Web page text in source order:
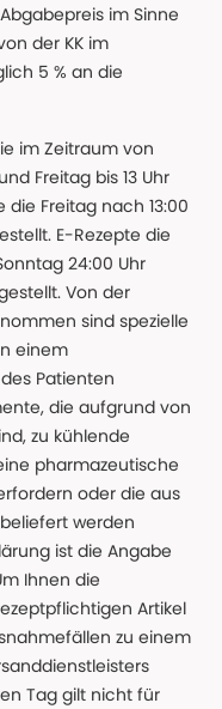
im Sinne
der KK im
5 % an die
im Zeitraum von
Freitag bis 13 Uhr
Freitag nach 13:00
E-Rezepte die
24:00 Uhr
Von der
sind spezielle
einem
Patienten
die aufgrund von
zu kühlende
pharmazeutische
oder die aus
werden
ist die Angabe
Ihnen die
Artikel
zu einem
Tag gilt nicht für